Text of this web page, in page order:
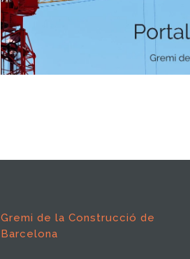
Gremi de la Construcció de
Barcelona